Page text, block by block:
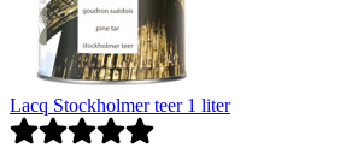
Lacq Stockholmer teer 1 liter